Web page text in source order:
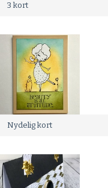
3 kort
Nydelig kort